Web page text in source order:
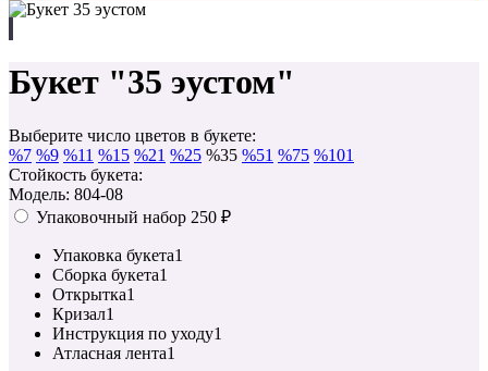
Букет "35 эустом"
Выберите число цветов в букете:
%7 %9 %11 %15 %21 %25 %35 %51 %75 %101
Стойкость букета:
Модель: 804-08
Упаковочный набор 250 ₽
Упаковка букета1
Сборка букета1
Открытка1
Кризал1
Инструкция по уходу1
Атласная лента1